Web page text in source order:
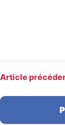
Article